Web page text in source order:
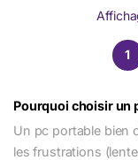
1
Pourquoi choisir un
Un pc portable bien
les frustrations